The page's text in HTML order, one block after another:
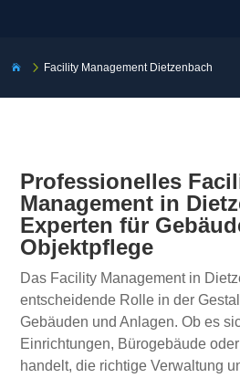
 5 Facility Management Dietzenbach
Professionelles
Management in
Experten für
Objektpflege
Das Facility Management in
entscheidende Rolle in der
Gebäuden und Anlagen. Ob es
Einrichtungen, Bürogebäude
handelt, die richtige Verwaltung